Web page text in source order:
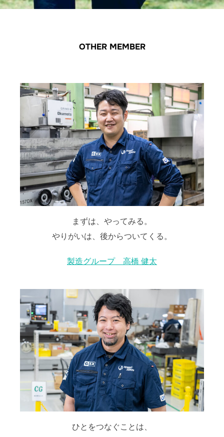
OTHER MEMBER
まずは、やってみる。
やりがいは、後からついてくる。
製造グループ 高橋 健太
ひとをつなぐことは、